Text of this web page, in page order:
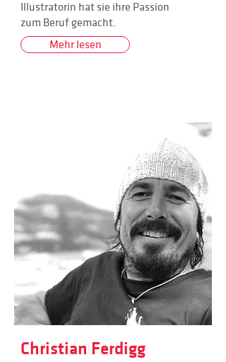
Illustratorin hat sie ihre Passion
zum Beruf gemacht.
Mehr lesen
Christian Ferdigg